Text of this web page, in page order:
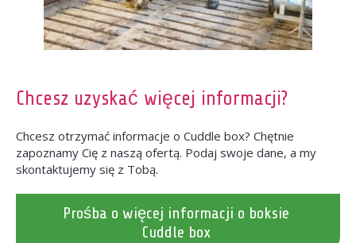
Chcesz uzyskać więcej informacji?
Chcesz otrzymać informacje o Cuddle box? Chętnie
zapoznamy Cię z naszą ofertą. Podaj swoje dane, a my
skontaktujemy się z Tobą.
Prośba o więcej informacji o boksie
Cuddle box